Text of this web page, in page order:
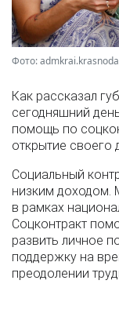
Фото:
Как рассказал
сегодняшний
помощь по
открытие своего
Социальный
низким доходом.
в рамках
Соцконтракт
развить личное
поддержку на
преодолении